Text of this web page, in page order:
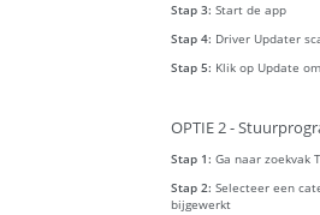
Stap 3: Start de app
Stap 4: Driver Updater
Stap 5: Klik op Update
OPTIE 2 -
Stap 1: Ga naar zoekvak
Stap 2: Selecteer een
bijgewerkt